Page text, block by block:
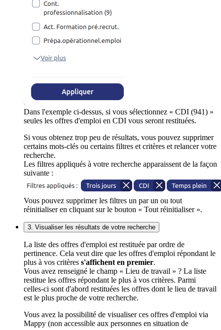
Dans l'exemple ci-dessus, si vous sélectionnez « CDI (941) »
seules les offres d'emploi en CDI vous seront restituées.
Si vous obtenez trop peu de résultats, vous pouvez supprimer
certains mots-clés ou certains filtres et critères et relancer votre
recherche.
Les filtres appliqués à votre recherche apparaissent de la façon
suivante :
Vous pouvez supprimer les filtres un par un ou tout
réinitialiser en cliquant sur le bouton « Tout réinitialiser ».
3. Visualiser les résultats de votre recherche
La liste des offres d'emploi est restituée par ordre de
pertinence. Cela veut dire que les offres d'emploi répondant le
plus à vos critères s'affichent en premier.
Vous avez renseigné le champ « Lieu de travail » ? La liste
restitue les offres répondant le plus à vos critères. Parmi
celles-ci sont d'abord restituées les offres dont le lieu de travail
est le plus proche de votre recherche.
Vous avez la possibilité de visualiser ces offres d'emploi via
Mappy (non accessible aux personnes en situation de